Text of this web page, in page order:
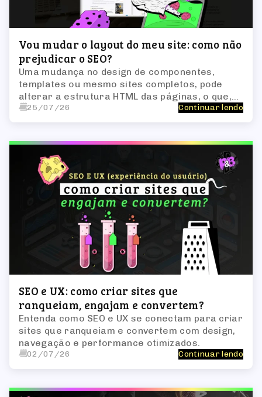
Vou mudar o layout do meu site: como não
prejudicar o SEO?
Uma mudança no design de componentes,
templates ou mesmo sites completos, pode
alterar a estrutura HTML das páginas, o que,
por sua vez, impacta a forma como os bots de
25/07/26 Continuar lendo
SEO e UX: como criar sites que
ranqueiam, engajam e convertem?
Entenda como SEO e UX se conectam para criar
sites que ranqueiam e convertem com design,
navegação e performance otimizados.
02/07/26 Continuar lendo